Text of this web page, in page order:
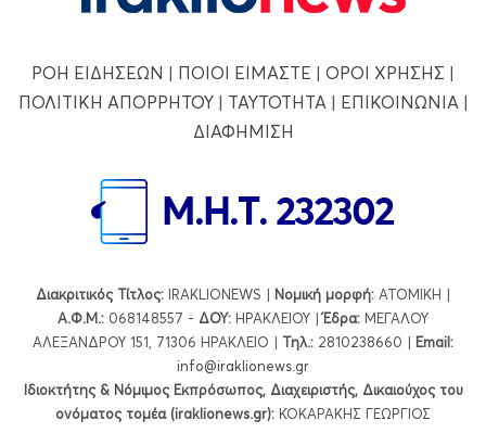
ΡΟΗ ΕΙΔΗΣΕΩΝ | ΠΟΙΟΙ ΕΙΜΑΣΤΕ | ΟΡΟΙ ΧΡΗΣΗΣ |
ΠΟΛΙΤΙΚΗ ΑΠΟΡΡΗΤΟΥ| ΤΑΥΤΟΤΗΤΑ | ΕΠΙΚΟΙΝΩΝΙΑ |
ΔΙΑΦΗΜΙΣΗ
Διακριτικός Τίτλος: IRAKLIONEWS | Νομική μορφή: ΑΤΟΜΙΚΗ |
Α.Φ.Μ.: 068148557 - ΔΟΥ: ΗΡΑΚΛΕΙΟΥ |Έδρα: ΜΕΓΑΛΟΥ
ΑΛΕΞΑΝΔΡΟΥ 151, 71306 ΗΡΑΚΛΕΙΟ | Τηλ.: 2810238660 | Εmail:
info@iraklionews.gr
Ιδιοκτήτης & Νόμιμος Εκπρόσωπος, Διαχειριστής, Δικαιούχος του
ονόματος τομέα (iraklionews.gr): ΚΟΚΑΡΑΚΗΣ ΓΕΩΡΓΙΟΣ